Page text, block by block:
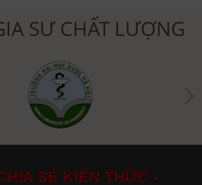
SƯ CHẤT LƯỢNG
SẺ KIẾN THỨC -